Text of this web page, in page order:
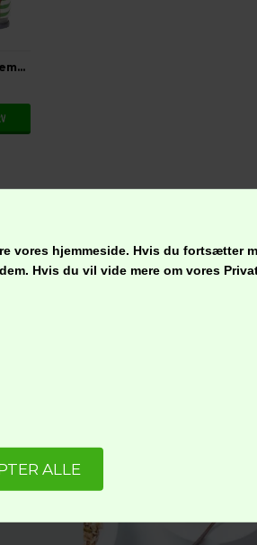
vores hjemmeside. Hvis du fortsætter
Hvis du vil vide mere om vores
BIONA Kokos Piskecreme, Økologisk Vegansk